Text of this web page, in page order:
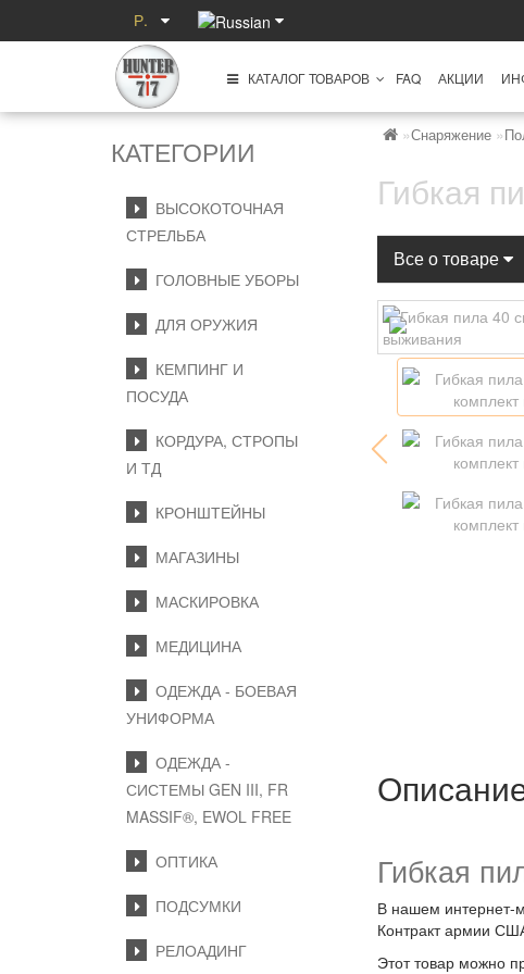
Р.
КАТАЛОГ ТОВАРОВ FAQ АКЦИИ
КАТЕГОРИИ
ВЫСОКОТОЧНАЯ
СТРЕЛЬБА
ГОЛОВНЫЕ УБОРЫ
ДЛЯ ОРУЖИЯ
КЕМПИНГ И
ПОСУДА
КОРДУРА, СТРОПЫ
И ТД
КРОНШТЕЙНЫ
МАГАЗИНЫ
МАСКИРОВКА
МЕДИЦИНА
ОДЕЖДА - БОЕВАЯ
УНИФОРМА
ОДЕЖДА -
СИСТЕМЫ GEN III, FR
MASSIF®, EWOL FREE
ОПТИКА
ПОДСУМКИ
РЕЛОАДИНГ
Снаряжение
Гибкая
Все о товаре
Гибкая
В нашем интернет-
Контракт армии
Этот товар можно